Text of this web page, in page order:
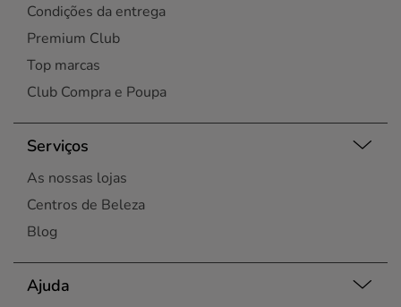
Condições da entrega
Premium Club
Top marcas
Club Compra e Poupa
Serviços
As nossas lojas
Centros de Beleza
Blog
Ajuda